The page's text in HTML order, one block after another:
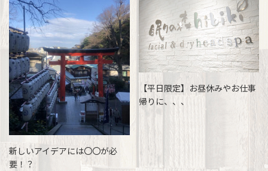
新しいアイデアには〇〇が必
要！？
【平日限定】お昼休みやお仕事
帰りに、、、